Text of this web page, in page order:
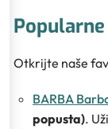
Otkrijte naše
BARBA
popusta).